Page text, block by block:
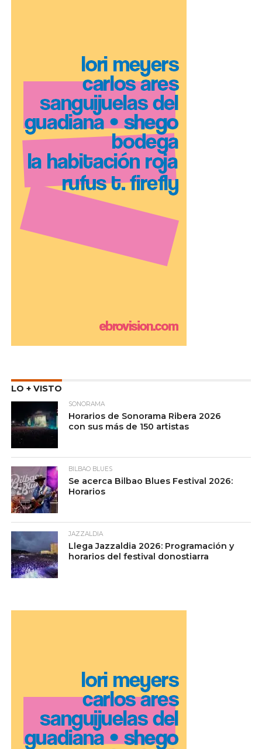
LO + VISTO
SONORAMA
Horarios de Sonorama Ribera 2026
con sus más de 150 artistas
BILBAO BLUES
Se acerca Bilbao Blues Festival 2026:
Horarios
JAZZALDIA
Llega Jazzaldia 2026: Programación y
horarios del festival donostiarra